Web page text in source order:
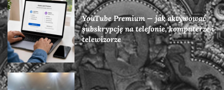
YouTube Premium — jak aktywować
subskrypcję na telefonie, komputerze i
telewizorze